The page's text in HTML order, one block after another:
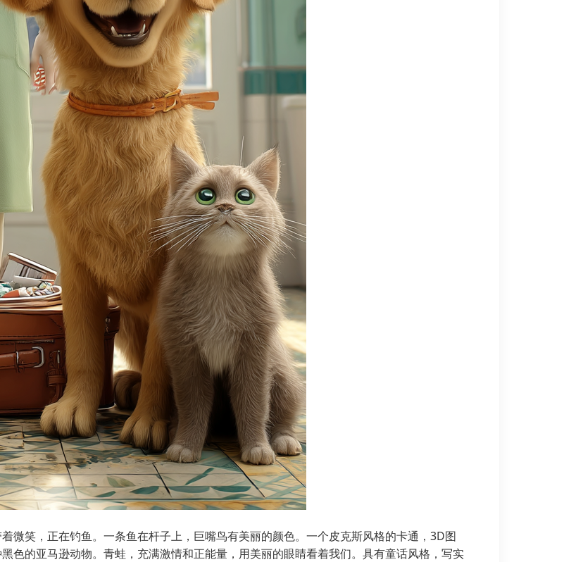
微笑，正在钓鱼。一条鱼在杆子上，巨嘴鸟有美丽的颜色。一个皮克斯风格的卡通，3D图
色的亚马逊动物。青蛙，充满激情和正能量，用美丽的眼睛看着我们。具有童话风格，写实